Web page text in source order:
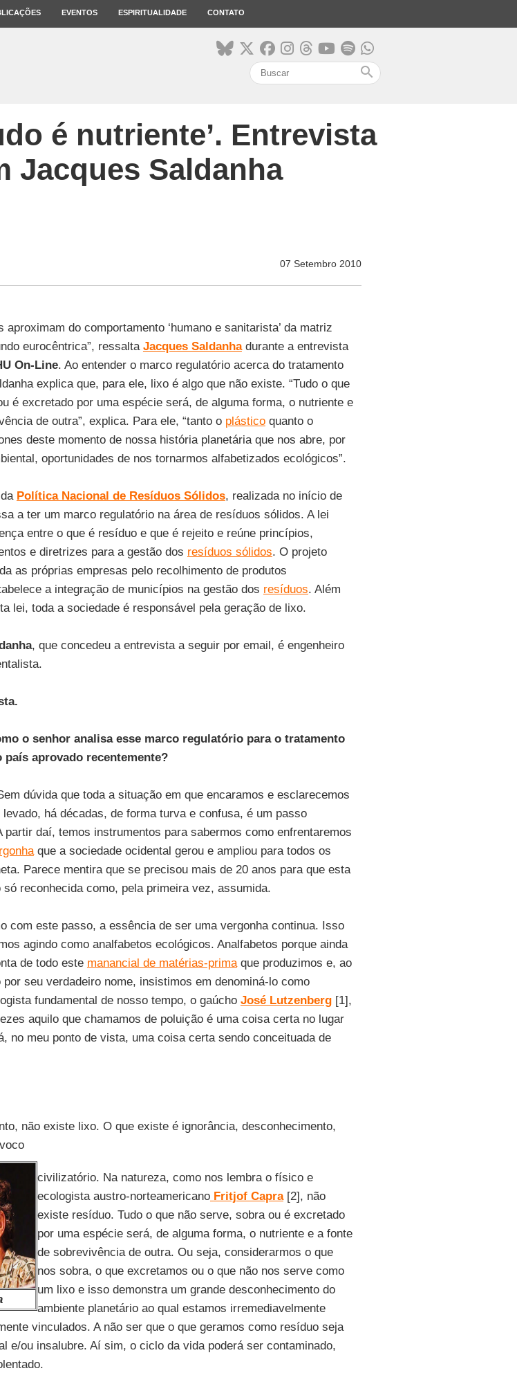
EVENTOS ESPIRITUALIDADE CONTATO
search
é nutriente’. Entrevista
Jacques Saldanha
07 Setembro 2010
aproximam do comportamento ‘humano e sanitarista’ da matriz
eurocêntrica”, ressalta Jacques Saldanhadurante a entrevista
On-Line. Ao entender o marco regulatório acerca do tratamento
explica que, para ele, lixo é algo que não existe. “Tudo o que
é excretado por uma espécie será, de alguma forma, o nutriente e
de outra”, explica. Para ele, “tanto o plásticoquanto o
deste momento de nossa história planetária que nos abre, por
oportunidades de nos tornarmos alfabetizados ecológicos”.
Política Nacional de Resíduos Sólidos, realizada no início de
a ter um marco regulatório na área de resíduos sólidos. A lei
entre o que é resíduo e que é rejeito e reúne princípios,
e diretrizes para a gestão dos resíduos sólidos. O projeto
as próprias empresas pelo recolhimento de produtos
a integração de municípios na gestão dos resíduos. Além
lei, toda a sociedade é responsável pela geração de lixo.
, que concedeu a entrevista a seguir por email, é engenheiro
o senhor analisa esse marco regulatório para o tratamento
aprovado recentemente?
dúvida que toda a situação em que encaramos e esclarecemos
há décadas, de forma turva e confusa, é um passo
partir daí, temos instrumentos para sabermos como enfrentaremos
que a sociedade ocidental gerou e ampliou para todos os
Parece mentira que se precisou mais de 20 anos para que esta
só reconhecida como, pela primeira vez, assumida.
com este passo, a essência de ser uma vergonha continua. Isso
agindo como analfabetos ecológicos. Analfabetos porque ainda
de todo este manancial de matérias-primaque produzimos e, ao
seu verdadeiro nome, insistimos em denominá-lo como
fundamental de nosso tempo, o gaúcho José Lutzenberg[1],
aquilo que chamamos de poluição é uma coisa certa no lugar
no meu ponto de vista, uma coisa certa sendo conceituada de
não existe lixo. O que existe é ignorância, desconhecimento,
civilizatório. Na natureza, como nos lembra o físico e
ecologista austro-norteamericano Fritjof Capra[2], não
existe resíduo. Tudo o que não serve, sobra ou é excretado
por uma espécie será, de alguma forma, o nutriente e a fonte
de sobrevivência de outra. Ou seja, considerarmos o que
nos sobra, o que excretamos ou o que não nos serve como
um lixo e isso demonstra um grande desconhecimento do
ambiente planetário ao qual estamos irremediavelmente
vinculados. A não ser que o que geramos como resíduo seja
e/ou insalubre. Aí sim, o ciclo da vida poderá ser contaminado,